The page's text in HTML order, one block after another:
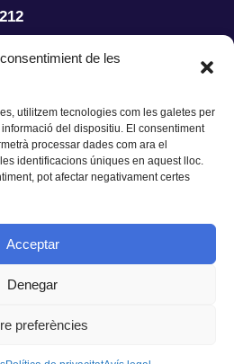
de les
utilitzem tecnologies com les galetes per
del dispositiu. El consentiment
processar dades com ara el
identificacions úniques en aquest lloc.
pot afectar negativament certes
Acceptar
Denegar
preferències
Tecnologia (PMT)